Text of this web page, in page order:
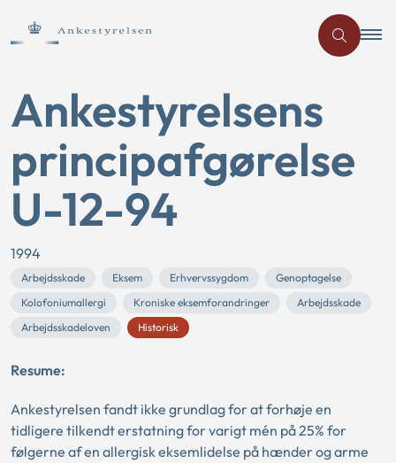
Ankestyrelsens
principafgørelse
U-12-94
1994
Arbejdsskade Eksem Erhvervssygdom
Genoptagelse
Kolofoniumallergi
Kroniske eksemforandringer
Arbejdsskade
Arbejdsskadeloven
Historisk
Resume:
Ankestyrelsen fandt ikke grundlag for at forhøje en
tidligere tilkendt erstatning for varigt mén på 25% for
følgerne af en allergisk eksemlidelse på hænder og arme